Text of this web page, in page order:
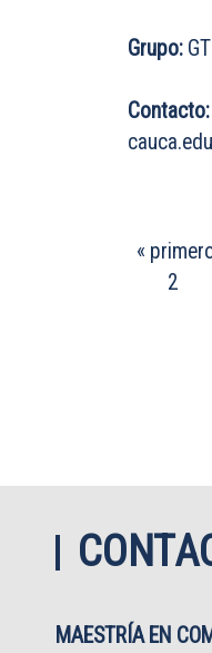
Grupo: GTI
Contacto:
«
2
MAESTRÍA EN